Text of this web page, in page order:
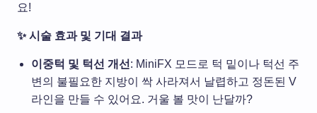
요!
✨ 시술 효과 및 기대 결과
이중턱 및 턱선 개선 : MiniFX 모드로 턱 밑이나 턱선 주
변의 불필요한 지방이 싹 사라져서 날렵하고 정돈된 V
라인을 만들 수 있어요. 거울 볼 맛이 난달까?